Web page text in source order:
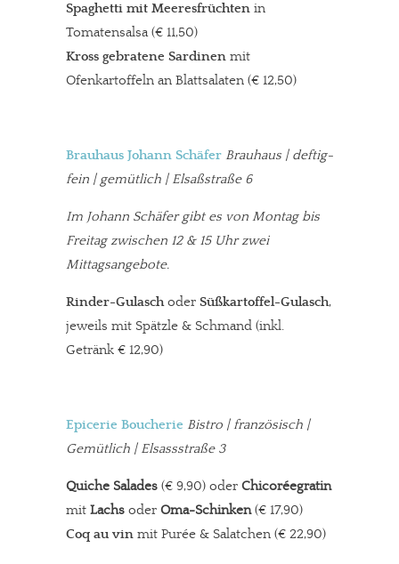
Spaghetti mit Meeresfrüchten in
Tomatensalsa (€ 11,50)
Kross gebratene Sardinen mit
Ofenkartoffeln an Blattsalaten (€ 12,50)
Brauhaus Johann Schäfer Brauhaus | deftig-
fein | gemütlich | Elsaßstraße 6
Im Johann Schäfer gibt es von Montag bis
Freitag zwischen 12 & 15 Uhr zwei
Mittagsangebote.
Rinder-Gulaschoder Süßkartoffel-Gulasch,
jeweils mit Spätzle & Schmand (inkl.
Getränk € 12,90)
Epicerie Boucherie Bistro | französisch |
Gemütlich | Elsassstraße 3
Quiche Salades (€ 9,90) oder Chicoréegratin
mit Lachs oder Oma-Schinken (€ 17,90)
Coq au vin mit Purée & Salatchen (€ 22,90)